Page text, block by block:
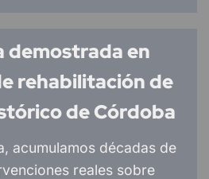
demostrada en
rehabilitación de
de Córdoba
acumulamos décadas de
reales sobre